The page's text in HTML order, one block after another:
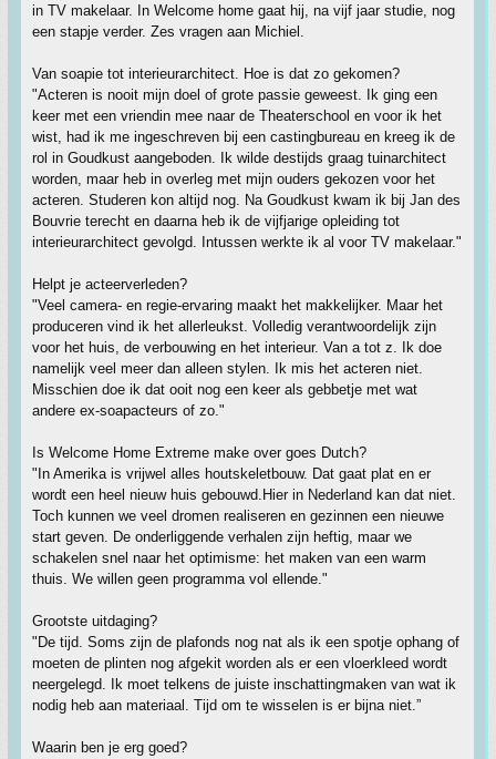
in TV makelaar. In Welcome home gaat hij, na vijf jaar studie, nog
een stapje verder. Zes vragen aan Michiel.
Van soapie tot interieurarchitect. Hoe is dat zo gekomen?
"Acteren is nooit mijn doel of grote passie geweest. Ik ging een
keer met een vriendin mee naar de Theaterschool en voor ik het
wist, had ik me ingeschreven bij een castingbureau en kreeg ik de
rol in Goudkust aangeboden. Ik wilde destijds graag tuinarchitect
worden, maar heb in overleg met mijn ouders gekozen voor het
acteren. Studeren kon altijd nog. Na Goudkust kwam ik bij Jan des
Bouvrie terecht en daarna heb ik de vijfjarige opleiding tot
interieurarchitect gevolgd. Intussen werkte ik al voor TV makelaar."
Helpt je acteerverleden?
"Veel camera- en regie-ervaring maakt het makkelijker. Maar het
produceren vind ik het allerleukst. Volledig verantwoordelijk zijn
voor het huis, de verbouwing en het interieur. Van a tot z. Ik doe
namelijk veel meer dan alleen stylen. Ik mis het acteren niet.
Misschien doe ik dat ooit nog een keer als gebbetje met wat
andere ex-soapacteurs of zo."
Is Welcome Home Extreme make over goes Dutch?
"In Amerika is vrijwel alles houtskeletbouw. Dat gaat plat en er
wordt een heel nieuw huis gebouwd.Hier in Nederland kan dat niet.
Toch kunnen we veel dromen realiseren en gezinnen een nieuwe
start geven. De onderliggende verhalen zijn heftig, maar we
schakelen snel naar het optimisme: het maken van een warm
thuis. We willen geen programma vol ellende."
Grootste uitdaging?
"De tijd. Soms zijn de plafonds nog nat als ik een spotje ophang of
moeten de plinten nog afgekit worden als er een vloerkleed wordt
neergelegd. Ik moet telkens de juiste inschattingmaken van wat ik
nodig heb aan materiaal. Tijd om te wisselen is er bijna niet.”
Waarin ben je erg goed?